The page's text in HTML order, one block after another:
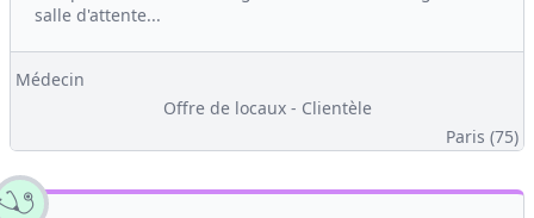
salle d'attente...
Médecin
Offre de locaux - Clientèle
Paris (75)